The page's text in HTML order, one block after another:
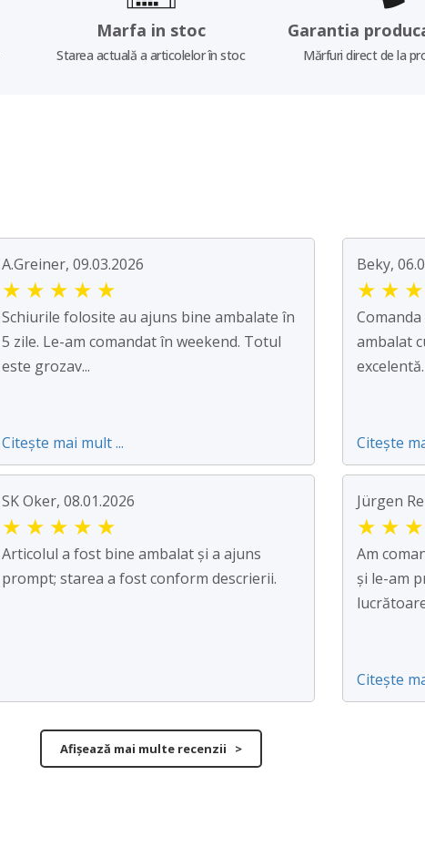
Marfa in stoc
Starea actuală a articolelor în stoc
Garantia
Mărfuri direct de la
A.Greiner, 09.03.2026
★ ★ ★ ★ ★
Schiurile folosite au ajuns bine ambalate în
5 zile. Le-am comandat în weekend. Totul
este grozav...
Citește mai mult ...
Beky,
★ ★ ★
ambalat
Citește
SK Oker, 08.01.2026
★ ★ ★ ★ ★
Articolul a fost bine ambalat și a ajuns
prompt; starea a fost conform descrierii.
Jürgen
★ ★ ★
Am
și le-am
Citește
Afișează mai multe recenzii >